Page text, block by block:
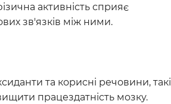
активність сприяє
зв'язків між ними.
та корисні речовини, такі
працездатність мозку.